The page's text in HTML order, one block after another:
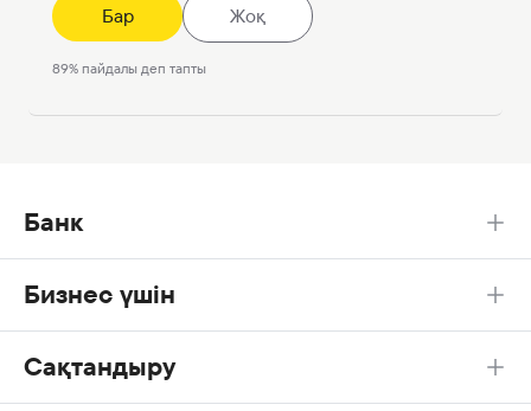
Бар Жоқ
89%пайдалы деп тапты
Банк
Бизнес үшін
Сақтандыру